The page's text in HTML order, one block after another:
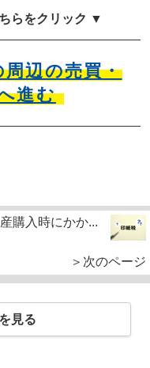
らをクリック ▼
周辺の売買・
進む
購入時にかか...
＞次のページ
見る